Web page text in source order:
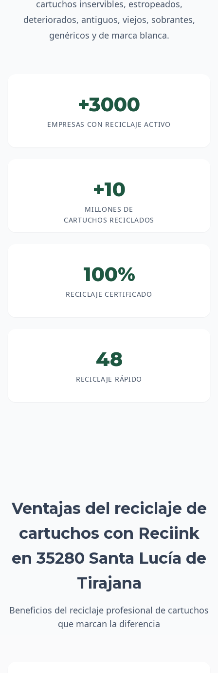
cartuchos inservibles, estropeados,
deteriorados, antiguos, viejos, sobrantes,
genéricos y de marca blanca.
+3000
EMPRESAS CON RECICLAJE ACTIVO
+10
MILLONES DE
CARTUCHOS RECICLADOS
100%
RECICLAJE CERTIFICADO
48
RECICLAJE RÁPIDO
Ventajas del reciclaje de
cartuchos con Reciink
en 35280 Santa Lucía de
Tirajana
Beneficios del reciclaje profesional de cartuchos
que marcan la diferencia